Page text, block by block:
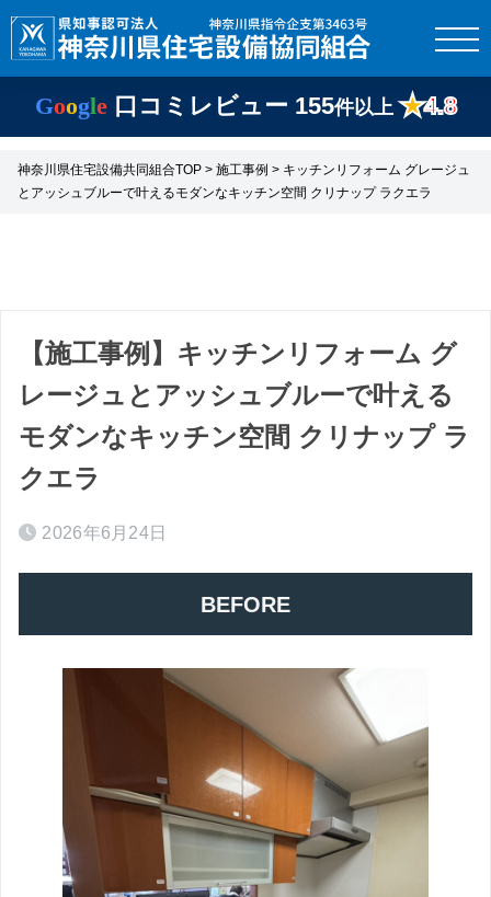
Google 口コミレビュー 155件以上 ★4.8
神奈川県住宅設備共同組合TOP > 施工事例 > キッチンリフォーム グレージュ
とアッシュブルーで叶えるモダンなキッチン空間 クリナップ ラクエラ
【施工事例】キッチンリフォーム グ
レージュとアッシュブルーで叶える
モダンなキッチン空間 クリナップ ラ
クエラ
2026年6月24日
BEFORE